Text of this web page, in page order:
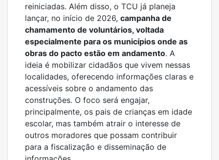
reiniciadas. Além disso, o TCU já planeja
lançar, no início de 2026, campanha de
chamamento de voluntários, voltada
especialmente para os municípios onde as
obras do pacto estão em andamento. A
ideia é mobilizar cidadãos que vivem nessas
localidades, oferecendo informações claras e
acessíveis sobre o andamento das
construções. O foco será engajar,
principalmente, os pais de crianças em idade
escolar, mas também atrair o interesse de
outros moradores que possam contribuir
para a fiscalização e disseminação de